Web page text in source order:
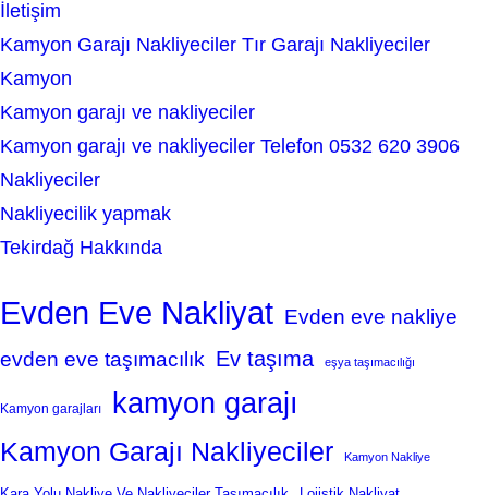
İletişim
Kamyon Garajı Nakliyeciler Tır Garajı Nakliyeciler
Kamyon
Kamyon garajı ve nakliyeciler
Kamyon garajı ve nakliyeciler Telefon 0532 620 3906
Nakliyeciler
Nakliyecilik yapmak
Tekirdağ Hakkında
Evden Eve Nakliyat Evden eve nakliye
evden eve taşımacılık Ev taşıma eşya taşımacılığı
Kamyon garajları kamyon garajı
Kamyon Garajı Nakliyeciler Kamyon Nakliye